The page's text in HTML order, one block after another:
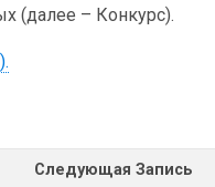
(далее – Конкурс).
Следующая Запись